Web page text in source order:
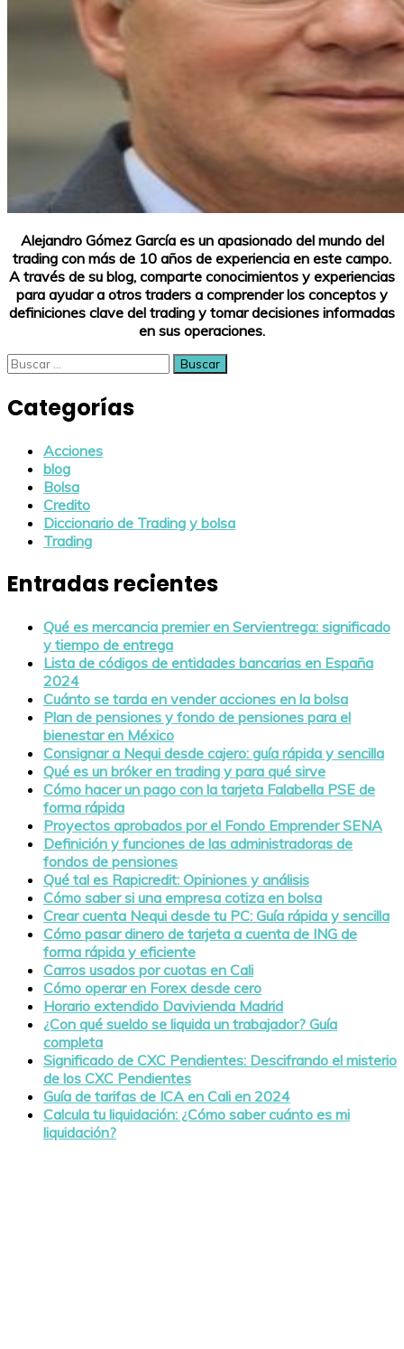
Alejandro Gómez García es un apasionado del mundo del
trading con más de 10 años de experiencia en este campo.
A través de su blog, comparte conocimientos y experiencias
para ayudar a otros traders a comprender los conceptos y
definiciones clave del trading y tomar decisiones informadas
en sus operaciones.
Buscar:
Categorías
Acciones
blog
Bolsa
Credito
Diccionario de Trading y bolsa
Trading
Entradas recientes
Qué es mercancia premier en Servientrega: significado
y tiempo de entrega
Lista de códigos de entidades bancarias en España
2024
Cuánto se tarda en vender acciones en la bolsa
Plan de pensiones y fondo de pensiones para el
bienestar en México
Consignar a Nequi desde cajero: guía rápida y sencilla
Qué es un bróker en trading y para qué sirve
Cómo hacer un pago con la tarjeta Falabella PSE de
forma rápida
Proyectos aprobados por el Fondo Emprender SENA
Definición y funciones de las administradoras de
fondos de pensiones
Qué tal es Rapicredit: Opiniones y análisis
Cómo saber si una empresa cotiza en bolsa
Crear cuenta Nequi desde tu PC: Guía rápida y sencilla
Cómo pasar dinero de tarjeta a cuenta de ING de
forma rápida y eficiente
Carros usados por cuotas en Cali
Cómo operar en Forex desde cero
Horario extendido Davivienda Madrid
¿Con qué sueldo se liquida un trabajador? Guía
completa
Significado de CXC Pendientes: Descifrando el misterio
de los CXC Pendientes
Guía de tarifas de ICA en Cali en 2024
Calcula tu liquidación: ¿Cómo saber cuánto es mi
liquidación?